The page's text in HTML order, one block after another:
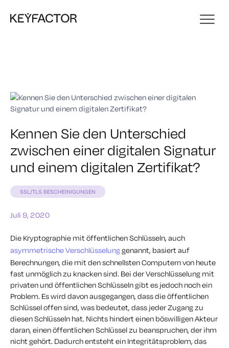
Kennen Sie den Unterschied
zwischen einer digitalen Signatur
und einem digitalen Zertifikat?
SSL/TLS BESCHEINIGUNGEN
Juli 9, 2020
Die Kryptographie mit öffentlichen Schlüsseln, auch
asymmetrische Verschlüsselunggenannt, basiert auf
Berechnungen, die mit den schnellsten Computern von heute
fast unmöglich zu knacken sind. Bei der Verschlüsselung mit
privaten und öffentlichen Schlüsseln gibt es jedoch noch ein
Problem. Es wird davon ausgegangen, dass die öffentlichen
Schlüssel offen sind, was bedeutet, dass jeder Zugang zu
diesen Schlüsseln hat. Nichts hindert einen böswilligen Akteur
daran, einen öffentlichen Schlüssel zu beanspruchen, der ihm
nicht gehört. Dadurch entsteht ein Integritätsproblem, das